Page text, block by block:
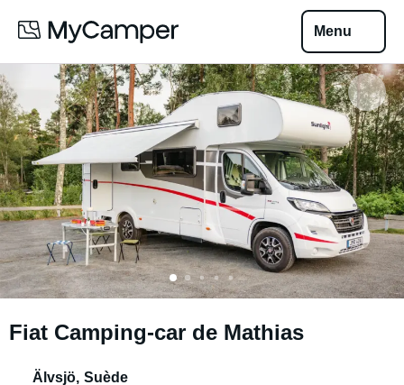
Menu
Fiat Camping-car de Mathias
Älvsjö, Suède